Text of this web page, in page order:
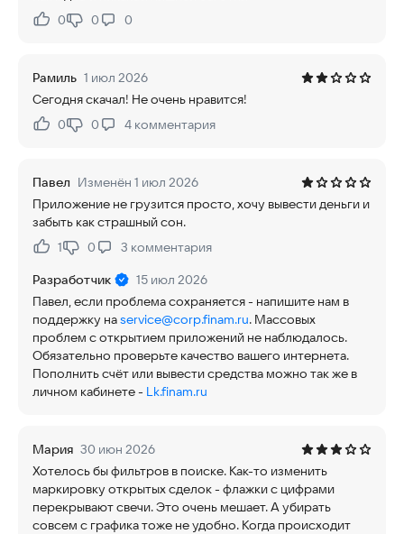
Нравится:
0Не нравится:
0 0
Рамиль 1 июл 2026
Сегодня скачал! Не очень нравится!
Нравится:
0Не нравится:
0 4 комментария
Павел Изменён 1 июл 2026
Приложение не грузится просто, хочу вывести деньги и
забыть как страшный сон.
Нравится:
1Не нравится:
0 3 комментария
Разработчик
15 июл 2026
Павел, если проблема сохраняется - напишите нам в
поддержку наservice@corp.finam.ru. Массовых
проблем с открытием приложений не наблюдалось.
Обязательно проверьте качество вашего интернета.
Пополнить счёт или вывести средства можно так же в
личном кабинете - Lk.finam.ru
Мария 30 июн 2026
Хотелось бы фильтров в поиске. Как-то изменить
маркировку открытых сделок - флажки с цифрами
перекрывают свечи. Это очень мешает. А убирать
совсем с графика тоже не удобно. Когда происходит